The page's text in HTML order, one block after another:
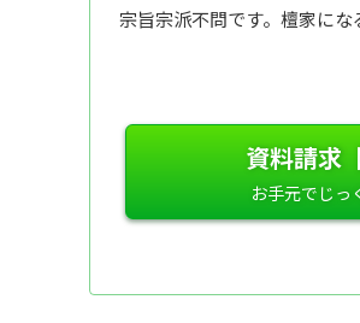
宗旨宗派不問です。檀家に
資料請求